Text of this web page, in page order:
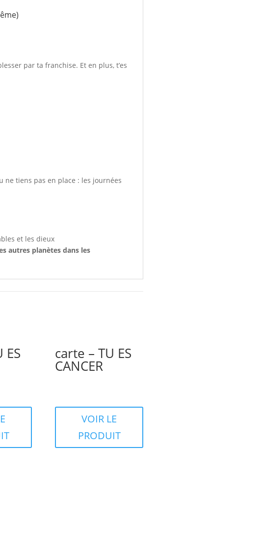
par ta franchise. Et en plus, t’es
ne tiens pas en place : les journées
et les dieux
autres planètes dans les
ES carte – TU ES
CANCER
VOIR LE
PRODUIT